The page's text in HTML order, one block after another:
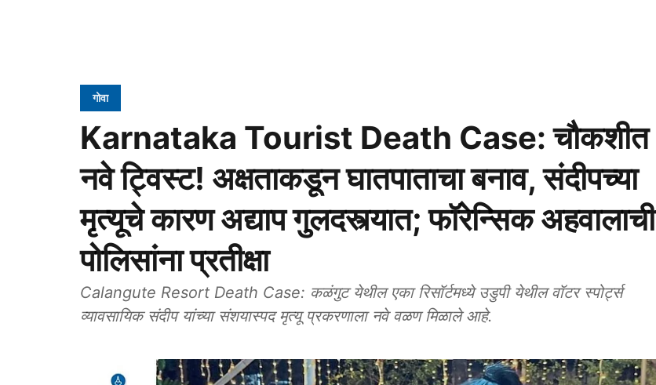
गोवा
Karnataka Tourist Death Case: चौकशीत
नवे ट्विस्ट! अक्षताकडून घातपाताचा बनाव, संदीपच्या
मृत्यूचे कारण अद्याप गुलदस्त्यात; फॉरेन्सिक अहवालाची
पोलिसांना प्रतीक्षा
Calangute Resort Death Case: कळंगुट येथील एका रिसॉर्टमध्ये उडुपी येथील वॉटर स्पोर्ट्स
व्यावसायिक संदीप यांच्या संशयास्पद मृत्यू प्रकरणाला नवे वळण मिळाले आहे.